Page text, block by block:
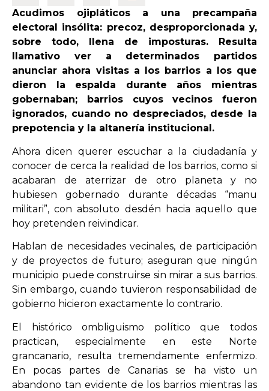
OPINIÓN
PROGRAMAS
Acudimos ojipláticos a una precampaña
electoral insólita: precoz, desproporcionada y,
sobre todo, llena de imposturas. Resulta
llamativo ver a determinados partidos
anunciar ahora visitas a los barrios a los que
dieron la espalda durante años mientras
gobernaban; barrios cuyos vecinos fueron
ignorados, cuando no despreciados, desde la
prepotencia y la altanería institucional.
Ahora dicen querer escuchar a la ciudadanía y
conocer de cerca la realidad de los barrios, como si
acabaran de aterrizar de otro planeta y no
hubiesen gobernado durante décadas “manu
militari”, con absoluto desdén hacia aquello que
hoy pretenden reivindicar.
Hablan de necesidades vecinales, de participación
y de proyectos de futuro; aseguran que ningún
municipio puede construirse sin mirar a sus barrios.
Sin embargo, cuando tuvieron responsabilidad de
gobierno hicieron exactamente lo contrario.
El histórico ombliguismo político que todos
practican, especialmente en este Norte
grancanario, resulta tremendamente enfermizo.
En pocas partes de Canarias se ha visto un
abandono tan evidente de los barrios mientras las